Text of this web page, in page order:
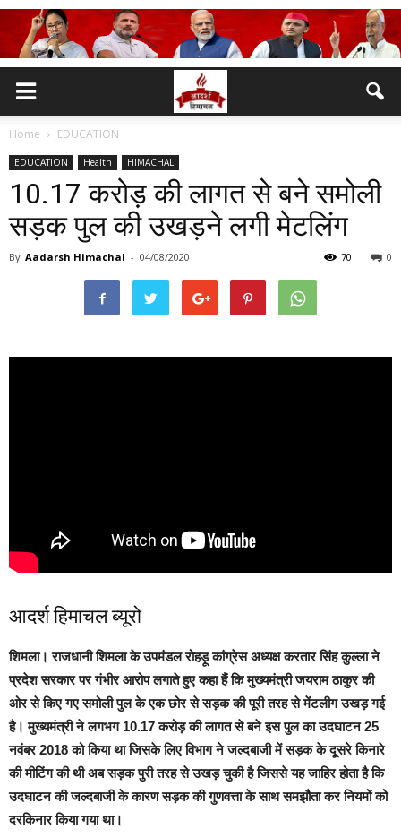
Home EDUCATION
EDUCATION Health HIMACHAL
10.17 करोड़ की लागत से बने समोली
सड़क पुल की उखड़ने लगी मेटलिंग
By Aadarsh Himachal - 04/08/2020 0
70
आदर्श हिमाचल ब्यूरो
शिमला। राजधानी शिमला के उपमंडल रोहड़ू कांग्रेस अध्यक्ष करतार सिंह कुल्ला ने
प्रदेश सरकार पर गंभीर आरोप लगाते हुए कहा हैं कि मुख्यमंत्री जयराम ठाकुर की
ओर से किए गए समोली पुल के एक छोर से सड़क की पूरी तरह से मेंटलीग उखड़ गई
है।मुख्यमंत्री ने लगभग 10.17 करोड़ की लागत से बने इस पुल का उदघाटन 25
नवंबर 2018 को किया था जिसके लिए विभाग ने जल्दबाजी में सड़क के दूसरे किनारे
की मीटिंग की थीअब सड़क पुरी तरह से उखड़ चुकी है जिससे यह जाहिर होता है कि
उदघाटन की जल्दबाजी के कारण सड़क की गुणवत्ता के साथ समझौता कर नियमों को
दरकिनार किया गया था।